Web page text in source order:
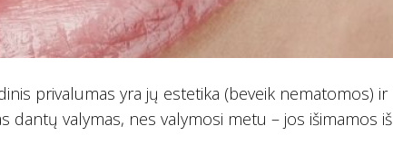
privalumas yra jų estetika (beveik nematomos) ir
dantų valymas, nes valymosi metu – jos išimamos iš